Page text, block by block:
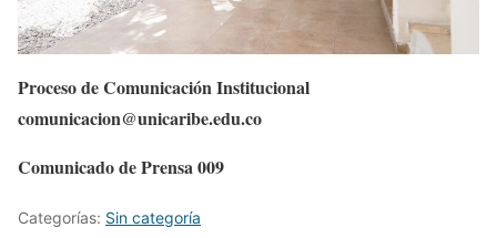
Proceso de Comunicación Institucional
comunicacion@unicaribe.edu.co
Comunicado de Prensa 009
Categorías: Sin categoría